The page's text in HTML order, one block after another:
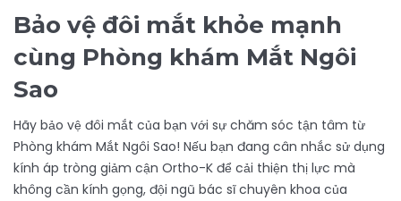
Bảo vệ đôi mắt khỏe mạnh
cùng Phòng khám Mắt Ngôi
Sao
Hãy bảo vệ đôi mắt của bạn với sự chăm sóc tận tâm từ
Phòng khám Mắt Ngôi Sao! Nếu bạn đang cân nhắc sử dụng
kính áp tròng giảm cận Ortho-K để cải thiện thị lực mà
không cần kính gọng, đội ngũ bác sĩ chuyên khoa của